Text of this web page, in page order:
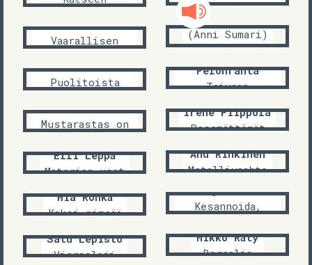
Runoja
maanosat
Louise Glück
(Anni Sumari)
Villi iiris
Raisa Jäntti
Vaarallisen
eläimen tilanne
Pelonranta
Taivaan
Tero Liukkonen
Puolitoista
celsiusta
Irene Piippola
Pesemättömät
Aino Krohn
Mustarastas on
minunkin nimeni
Anu Rinkinen
Metallivaahto
Elli Leppä
Materian unet
Katja Seutu
Kesannoida,
säkenöidä
Mia Rönkä
Kaksi pimeää
Mikko Räty
Borealia
Satu Lepistö
Vieraslaji